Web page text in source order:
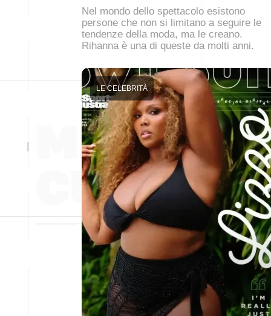
Nel mondo dello spettacolo esistono
persone che non si limitano a seguire le
tendenze della moda, ma le creano.
Rihanna è una di queste da molti anni.
LE CELEBRITÀ